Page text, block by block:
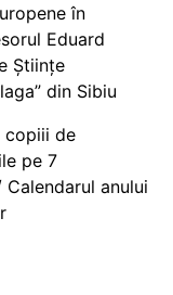
în
Eduard
Științe
din Sibiu
copiii de
pe 7
anului